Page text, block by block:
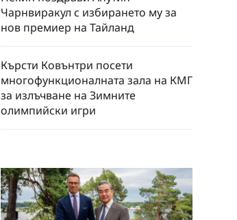
Чарнвиракул с избирането му за
нов премиер на Тайланд
Кърсти Ковънтри посети
многофункционалната зала на КМГ
за излъчване на Зимните
олимпийски игри